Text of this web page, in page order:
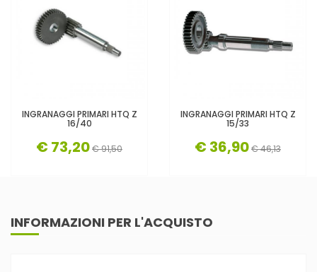
INGRANAGGI PRIMARI HTQ Z
16/40
€ 73,20€ 91,50
INGRANAGGI PRIMARI HTQ Z
15/33
€ 36,90€ 46,13
INFORMAZIONI PER L'ACQUISTO